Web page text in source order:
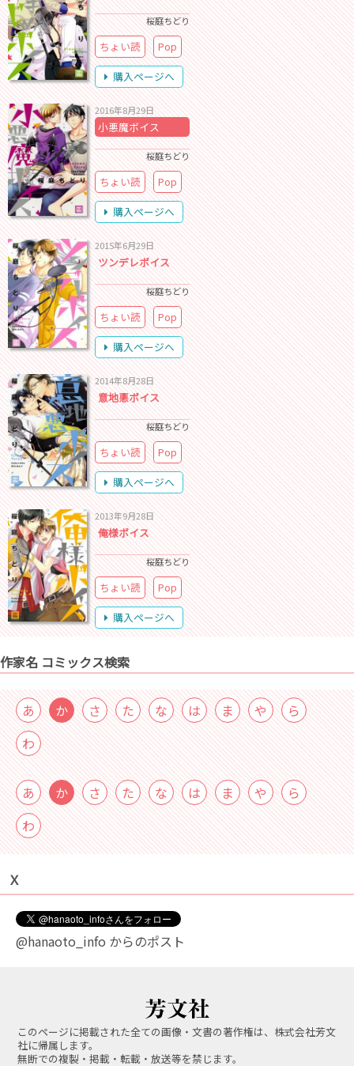
桜庭ちどり
ちょい読
Pop
購入ページへ
2016年8月29日
小悪魔ボイス
桜庭ちどり
ちょい読
Pop
購入ページへ
2015年6月29日
ツンデレボイス
桜庭ちどり
ちょい読
Pop
購入ページへ
2014年8月28日
意地悪ボイス
桜庭ちどり
ちょい読
Pop
購入ページへ
2013年9月28日
俺様ボイス
桜庭ちどり
ちょい読
Pop
購入ページへ
作家名 コミックス検索
あ か さ た な は ま や
ら
わ
あ か さ た な は ま や
ら
わ
Ｘ
@hanaoto_info からのポスト
このページに掲載された全ての画像・文書の著作権は、株式会社芳文
社に帰属します。
無断での複製・掲載・転載・放送等を禁じます。